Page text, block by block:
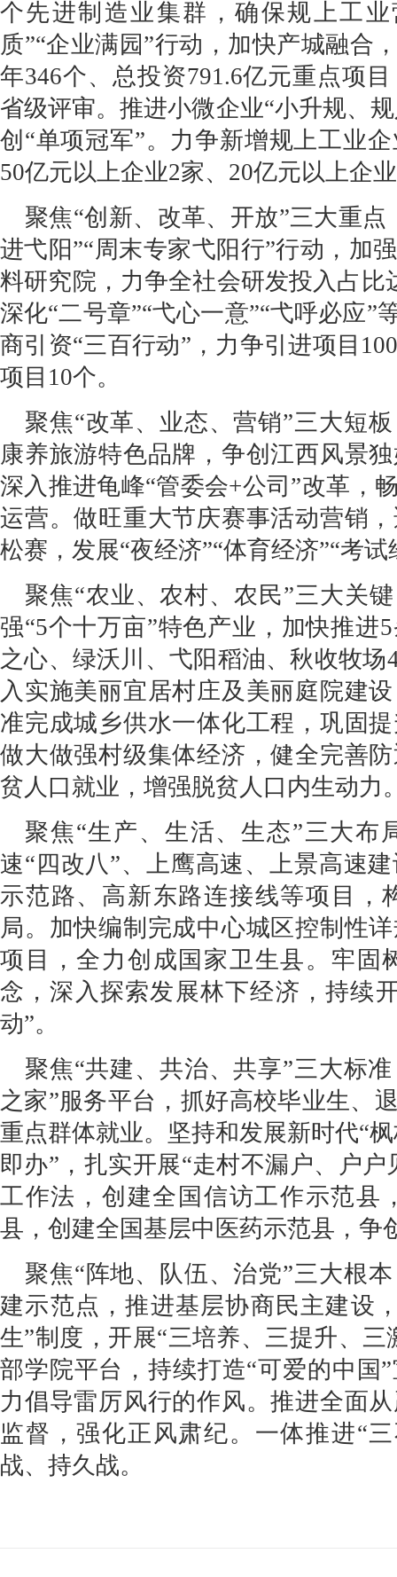
个先进制造业集群，确保规上工
质”“企业满园”行动，加快产城融合
年346个、总投资791.6亿元重点项
省级评审。推进小微企业“小升规、
创“单项冠军”。力争新增规上工业
50亿元以上企业2家、20亿元以上企
聚焦“创新、改革、开放”三大重
进弋阳”“周末专家弋阳行”行动，加
料研究院，力争全社会研发投入占比
深化“二号章”“弋心一意”“弋呼必应
商引资“三百行动”，力争引进项目
项目10个。
聚焦“改革、业态、营销”三大短
康养旅游特色品牌，争创江西风景
深入推进龟峰“管委会+公司”改革，
运营。做旺重大节庆赛事活动营销
松赛，发展“夜经济”“体育经济”“考试
聚焦“农业、农村、农民”三大关
强“5个十万亩”特色产业，加快推进
之心、绿沃川、弋阳稻油、秋收牧
入实施美丽宜居村庄及美丽庭院建
准完成城乡供水一体化工程，巩固
做大做强村级集体经济，健全完善
贫人口就业，增强脱贫人口内生动力
聚焦“生产、生活、生态”三大布
速“四改八”、上鹰高速、上景高速
示范路、高新东路连接线等项目，
局。加快编制完成中心城区控制性
项目，全力创成国家卫生县。牢固
念，深入探索发展林下经济，持续
动”。
聚焦“共建、共治、共享”三大标
之家”服务平台，抓好高校毕业生、
重点群体就业。坚持和发展新时代“
即办”，扎实开展“走村不漏户、户
工作法，创建全国信访工作示范县
县，创建全国基层中医药示范县，争
聚焦“阵地、队伍、治党”三大根
建示范点，推进基层协商民主建设
生”制度，开展“三培养、三提升、
部学院平台，持续打造“可爱的中国
力倡导雷厉风行的作风。推进全面
监督，强化正风肃纪。一体推进“
战、持久战。